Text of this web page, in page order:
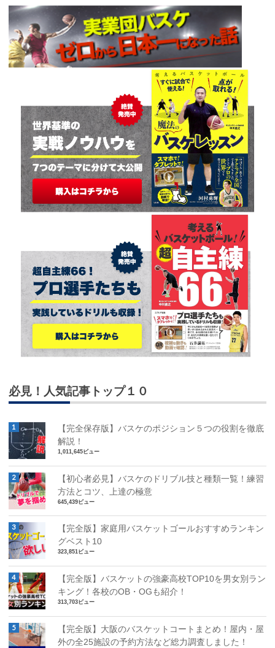
必見！人気記事トップ１０
【完全保存版】バスケのポジション５つの役割を徹底
解説！
1,011,645ビュー
【初心者必見】バスケのドリブル技と種類一覧！練習
方法とコツ、上達の極意
645,439ビュー
【完全版】家庭用バスケットゴールおすすめランキン
グベスト10
323,851ビュー
【完全版】バスケットの強豪高校TOP10を男女別ラン
キング！各校のOB・OGも紹介！
313,703ビュー
【完全版】大阪のバスケットコートまとめ！屋内・屋
外の全25施設の予約方法など総力調査しました！